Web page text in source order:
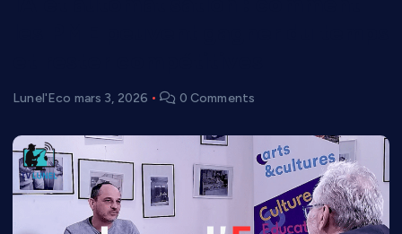
Lunel'Eco mars 3, 2026 0 Comments